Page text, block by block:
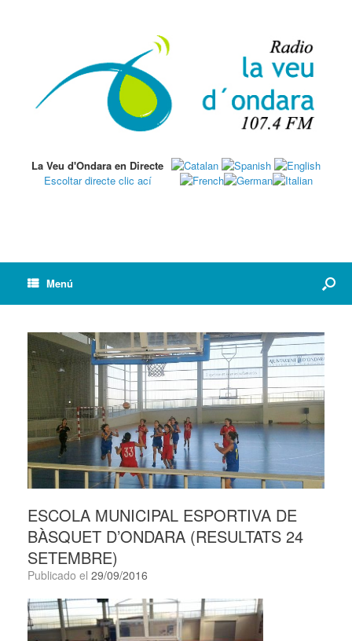
La Veu d'Ondara en Directe
Escoltar directe clic ací
Menú
ESCOLA MUNICIPAL ESPORTIVA DE
BÀSQUET D’ONDARA (RESULTATS 24
SETEMBRE)
Publicado el 29/09/2016